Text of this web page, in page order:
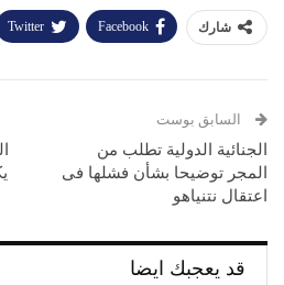
شارك Facebook
Twitter
السابق بوست
الجنائية الدولية تطلب من
المجر توضيحا بشأن فشلها فى
اعتقال نتنياهو
قد يعجبك ايضا